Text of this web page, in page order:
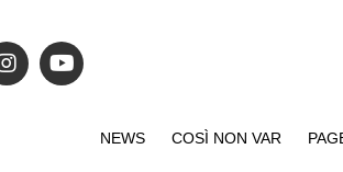
NEWS COSÌ NON VAR